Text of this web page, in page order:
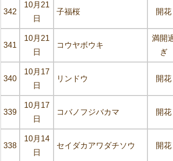
342
10月21
日
子福桜 開花
341
10月21
日
コウヤボウキ
満開
ぎ
340
10月17
日
リンドウ 開花
339
10月17
日
コバノフジバカマ 開花
338
10月14
日
セイダカアワダチソウ 開花